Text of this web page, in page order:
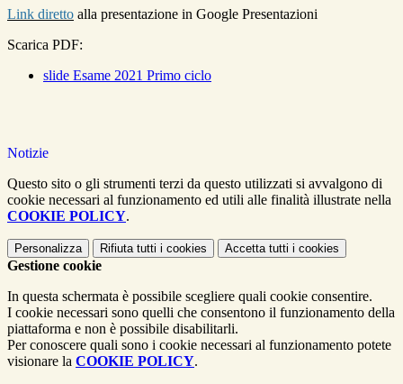
Link diretto alla presentazione in Google Presentazioni
Scarica PDF:
slide Esame 2021 Primo ciclo
Notizie
Questo sito o gli strumenti terzi da questo utilizzati si avvalgono di
cookie necessari al funzionamento ed utili alle finalità illustrate nella
COOKIE POLICY.
Personalizza Rifiuta tutti i cookies Accetta tutti i cookies
Gestione cookie
In questa schermata è possibile scegliere quali cookie consentire.
I cookie necessari sono quelli che consentono il funzionamento della
piattaforma e non è possibile disabilitarli.
Per conoscere quali sono i cookie necessari al funzionamento potete
visionare la COOKIE POLICY.